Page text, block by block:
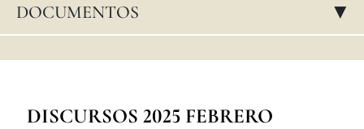
DOCUMENTOS ▸
DISCURSOS 2025 FEBRERO